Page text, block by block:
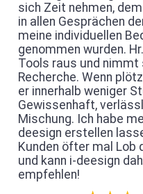
sich Zeit nehmen,
in allen Gesprächen
meine individuellen
genommen wurden.
Tools raus und
Recherche. Wenn
er innerhalb weniger
Gewissenhaft,
Mischung. Ich habe
deesign erstellen
Kunden öfter mal Lob
und kann i-deesign
empfehlen!